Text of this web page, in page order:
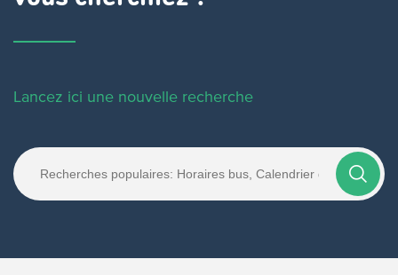
Lancez ici une nouvelle recherche